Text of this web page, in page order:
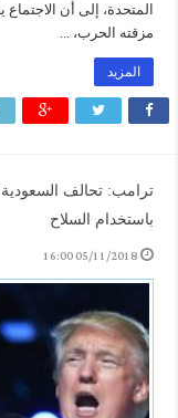
المتحدة، إلى أن
مزقته الحرب، ...
المزيد
ترامب: تحالف
باستخدام السلاح
05/11/2018 16:00